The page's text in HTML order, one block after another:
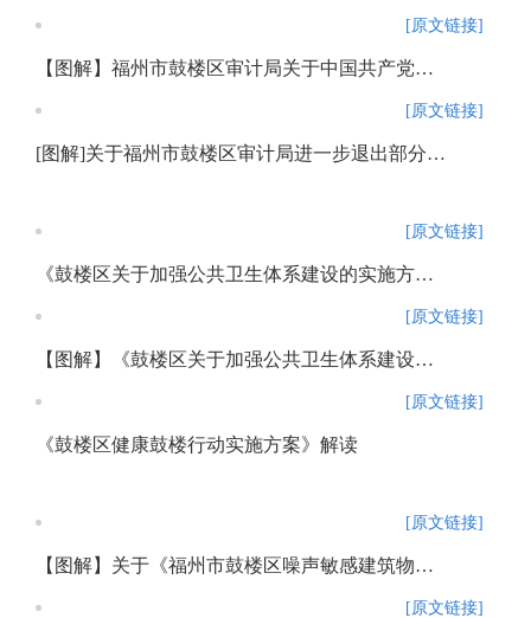
[原文链接]
【图解】福州市鼓楼区审计局关于中国共产党福州市鼓楼区委东街街道工作委员会书记郑明强同志任期经济责任审计审前公告
[原文链接]
[图解]关于福州市鼓楼区审计局进一步退出部分议事协调机构的通知
[原文链接]
《鼓楼区关于加强公共卫生体系建设的实施方案》解读
[原文链接]
【图解】《鼓楼区关于加强公共卫生体系建设的实施方案》解读
[原文链接]
《鼓楼区健康鼓楼行动实施方案》解读
[原文链接]
【图解】关于《福州市鼓楼区噪声敏感建筑物集中区域划定方案》的通知
[原文链接]